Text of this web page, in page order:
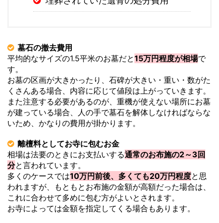
墓石の撤去費用
平均的なサイズの1.5平米のお墓だと15万円程度が相場で
す。
お墓の区画が大きかったり、石碑が大きい・重い・数がた
くさんある場合、内容に応じて値段は上がっていきます。
また注意する必要があるのが、重機が使えない場所にお墓
が建っている場合、人の手で墓石を解体しなければならな
いため、かなりの費用が掛かります。
離檀料としてお寺に包むお金
相場は法要のときにお支払いする通常のお布施の2～3回
分と言われています。
多くのケースでは10万円前後、多くても20万円程度と思
われますが、もともとお布施の金額が高額だった場合は、
これに合わせて多めに包む方がよいとされます。
お寺によっては金額を指定してくる場合もあります。